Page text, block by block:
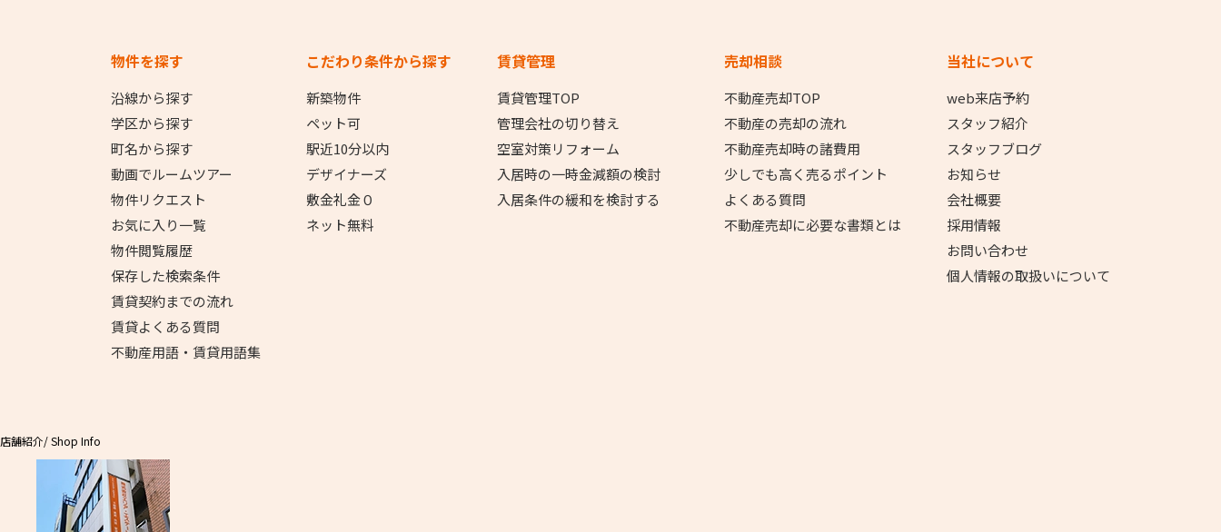
物件を探す
沿線から探す
学区から探す
町名から探す
動画でルームツアー
物件リクエスト
お気に入り一覧
物件閲覧履歴
保存した検索条件
賃貸契約までの流れ
賃貸よくある質問
不動産用語・賃貸用語集
こだわり条件から探す
新築物件
ペット可
駅近10分以内
デザイナーズ
敷金礼金０
ネット無料
賃貸管理
賃貸管理TOP
管理会社の切り替え
空室対策リフォーム
入居時の一時金減額の検討
入居条件の緩和を検討する
売却相談
不動産売却TOP
不動産の売却の流れ
不動産売却時の諸費用
少しでも高く売るポイント
よくある質問
不動産売却に必要な書類とは
当社について
web来店予約
スタッフ紹介
スタッフブログ
お知らせ
会社概要
採用情報
お問い合わせ
個人情報の取扱いについて
店舗紹介/ Shop Info